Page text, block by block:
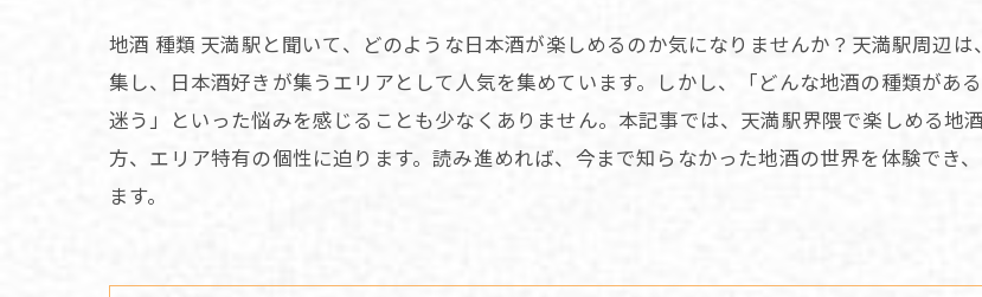
地酒 種類 天満駅と聞いて、どのような日本酒が楽しめるのか気になりませんか？天満駅周辺
集し、日本酒好きが集うエリアとして人気を集めています。しかし、「どんな地酒の種類があ
迷う」といった悩みを感じることも少なくありません。本記事では、天満駅界隈で楽しめる地
方、エリア特有の個性に迫ります。読み進めれば、今まで知らなかった地酒の世界を体験でき
ます。